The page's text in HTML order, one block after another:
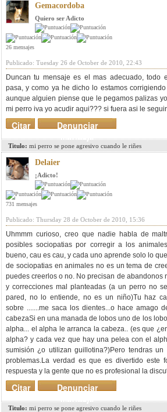
Gemacordoba
Quiero ser Adicto
26 mensajes
Publicado: Tuesday 26 de October de 2010, 22:43
Duncan tu mensaje es el mas adecuado, todo
pasa, y como ya he dicho lo estamos
aunque alguien piense que le pegamos palizas
mi perro iva yo acudir aqui??? si fuera asi le
Denunciar
mensaje
Citar
Titulo: mi perro se pone agresivo cuando le riñes
Delaier
¡Adicto!
731 mensajes
Publicado: Thursday 28 de October de 2010, 15:36
Uhmmm curioso, creo que nadie habla de
posibles sociopatias por corregir a los
bueno, cau es cau, y cada uno aprende solo lo
de sociopatias en animales no es un tema de
puedes creerlos o no. No precisan de abandonos
y correcciones mal planteadas (a un perro no
pared, no lo entiende, no es un niño)Tu haz
sobre .......me saca los dientes...o hace amago
cabezaSi en una manada de lobos uno de los
alpha... el alpha le arranca la cabeza.. (es que
alpha? y cada vez que hay una pelea con el
sumisión ¿o utilizan guillotina?)Pero tendras
problemas.La verdad es que es divertido este
respuesta y la gente que no es profesional la
Denunciar
mensaje
Citar
Titulo: mi perro se pone agresivo cuando le riñes